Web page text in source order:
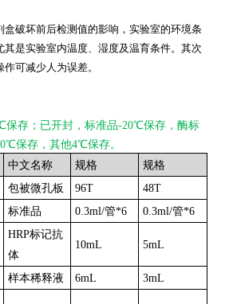
盒破坏前后检测值的影响，实验室的环境条
其是实验室内温度、湿度及温育条件。其次
可减少人为误差。
保存；已开封，标准品-20℃保存，酶标
保存，其他4℃保存。
中文名称 规格
规格
包被微孔板 96T
48T
标准品 0.3ml/管*6 0.3ml/管*6
HRP标记抗
体
10mL 5mL
样本稀释液 6mL
3mL